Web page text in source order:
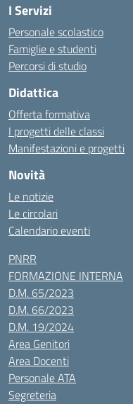
I Servizi
Personale scolastico
Famiglie e studenti
Percorsi di studio
Didattica
Offerta formativa
I progetti delle classi
Manifestazioni e progetti
Novità
Le notizie
Le circolari
Calendario eventi
PNRR
FORMAZIONE INTERNA
D.M. 65/2023
D.M. 66/2023
D.M. 19/2024
Area Genitori
Area Docenti
Personale ATA
Segreteria